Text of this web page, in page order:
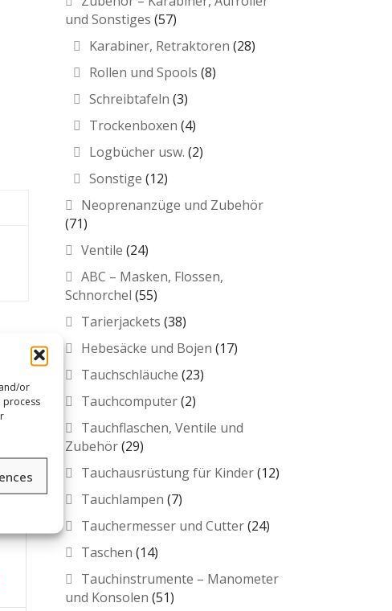
or
process
und Sonstiges (57)
Karabiner, Retraktoren (28)
Rollen und Spools (8)
Schreibtafeln (3)
Trockenboxen (4)
Logbücher usw. (2)
Sonstige (12)
Neoprenanzüge und Zubehör
(71)
Ventile (24)
ABC – Masken, Flossen,
Schnorchel (55)
Tarierjackets (38)
Hebesäcke und Bojen (17)
Tauchschläuche (23)
Tauchcomputer(2)
Tauchflaschen, Ventile und
Zubehör(29)
Tauchausrüstung für Kinder(12)
Tauchlampen (7)
Tauchermesser und Cutter(24)
Taschen (14)
Tauchinstrumente – Manometer
und Konsolen (51)